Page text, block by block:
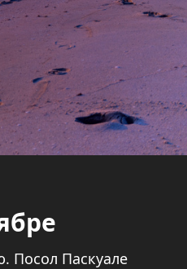
Посол Паскуале